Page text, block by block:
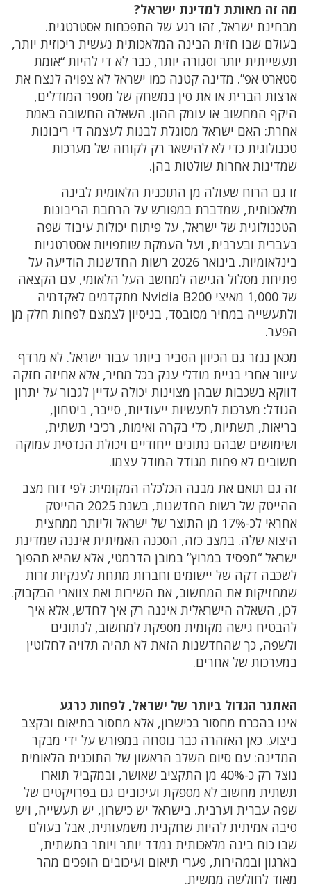
מה זה מאותת למדינת ישראל?
מבחינת ישראל, זהו רגע של התפכחות אסטרטגית.
בעולם שבו חזית הבינה המלאכותית נעשית ריכוזית יותר,
תעשייתית יותר וסגורה יותר, כבר לא די להיות “אומת
סטארט אפ”. מדינה קטנה כמו ישראל לא צפויה לנצח את
ארצות הברית או את סין במשחק של מספר המודלים,
היקף המחשוב או עומק ההון. השאלה החשובה באמת
אחרת: האם ישראל מסוגלת לבנות לעצמה די ריבונות
טכנולוגית כדי לא להישאר רק לקוחה של מערכות
שמדינות אחרות שולטות בהן.
זו גם הרוח שעולה מן התוכנית הלאומית לבינה
מלאכותית, שמדברת במפורש על הרחבת הריבונות
הטכנולוגית של ישראל, על פיתוח יכולות עיבוד שפה
בעברית ובערבית, ועל העמקת שותפויות אסטרטגיות
בינלאומיות. בינואר 2026 רשות החדשנות הודיעה על
פתיחת מסלול הגישה למחשב העל הלאומי, עם הקצאה
של 1,000 מאיצי Nvidia B200 מתקדמים לאקדמיה
ולתעשייה במחיר מסובסד, בניסיון לצמצם לפחות חלק מן
הפער.
מכאן נגזר גם הכיוון הסביר ביותר עבור ישראל. לא מרדף
עיוור אחרי בניית מודלי ענק בכל מחיר, אלא אחיזה חזקה
דווקא בשכבות שבהן מצוינות יכולה עדיין לגבור על יתרון
הגודל: מערכות לתעשיות ייעודיות, סייבר, ביטחון,
בריאות, תשתיות, כלי בקרה ואימות, רכיבי תשתית,
ושימושים שבהם נתונים ייחודיים ויכולת הנדסית עמוקה
חשובים לא פחות מגודל המודל עצמו.
זה גם תואם את מבנה הכלכלה המקומית: לפי דוח מצב
ההייטק של רשות החדשנות, בשנת 2025 ההייטק
אחראי לכ-17% מן התוצר של ישראל וליותר ממחצית
היצוא שלה. במצב כזה, הסכנה האמיתית איננה שמדינת
ישראל “תפסיד במרוץ” במובן הדרמטי, אלא שהיא תהפוך
לשכבה דקה של יישומים וחברות מתחת לענקיות זרות
שמחזיקות את המחשוב, את השירות ואת צווארי הבקבוק.
לכן, השאלה הישראלית איננה רק איך לחדש, אלא איך
להבטיח גישה מקומית מספקת למחשוב, לנתונים
ולשפה, כך שהחדשנות הזאת לא תהיה תלויה לחלוטין
במערכות של אחרים.
האתגר הגדול ביותר של ישראל, לפחות כרגע
אינו בהכרח מחסור בכישרון, אלא מחסור בתיאום ובקצב
ביצוע. כאן האזהרה כבר נוסחה במפורש על ידי מבקר
המדינה: עם סיום השלב הראשון של התוכנית הלאומית
נוצל רק כ-40% מן התקציב שאושר, ובמקביל תוארו
תשתית מחשוב לא מספקת ועיכובים גם בפרויקטים של
שפה עברית וערבית. בישראל יש כישרון, יש תעשייה, ויש
סיבה אמיתית להיות שחקנית משמעותית, אבל בעולם
שבו כוח בינה מלאכותית נמדד יותר ויותר בתשתית,
בארגון ובמהירות, פערי תיאום ועיכובים הופכים מהר
מאוד לחולשה ממשית.